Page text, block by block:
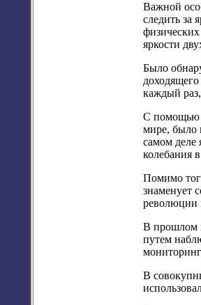
Важной
следить за
яркости
Было
каждый
С помощью
мире, было
самом деле
колебания
Помимо
знаменует
революции
В прошлом
путем
В